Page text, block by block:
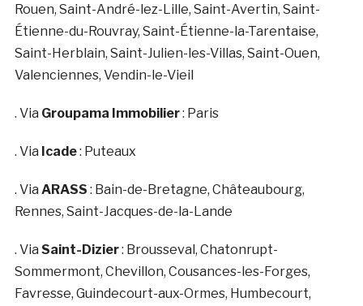
Rouen, Saint-André-lez-Lille, Saint-Avertin, Saint-
Étienne-du-Rouvray, Saint-Étienne-la-Tarentaise,
Saint-Herblain, Saint-Julien-les-Villas, Saint-Ouen,
Valenciennes, Vendin-le-Vieil
. Via Groupama Immobilier: Paris
. Via Icade: Puteaux
. Via ARASS : Bain-de-Bretagne, Châteaubourg,
Rennes, Saint-Jacques-de-la-Lande
. Via Saint-Dizier: Brousseval, Chatonrupt-
Sommermont, Chevillon, Cousances-les-Forges,
Favresse, Guindecourt-aux-Ormes, Humbecourt,